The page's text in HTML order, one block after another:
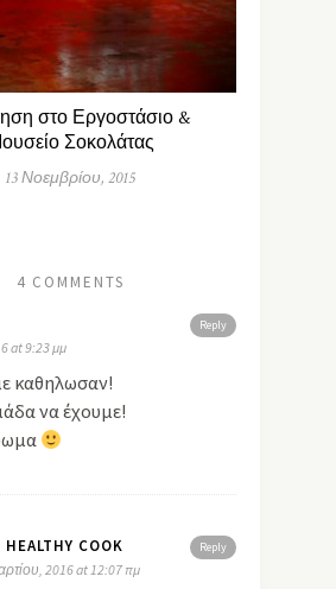
στο Εργοστάσιο &
Σοκολάτας
13 Νοεμβρίου, 2015
4 COMMENTS
Reply
at 9:23 μμ
καθηλωσαν!
να έχουμε!
Reply
HEALTHY COOK
2016 at 12:07 πμ